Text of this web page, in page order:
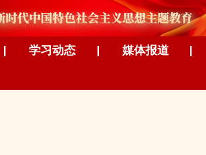
学习动态
媒体报道